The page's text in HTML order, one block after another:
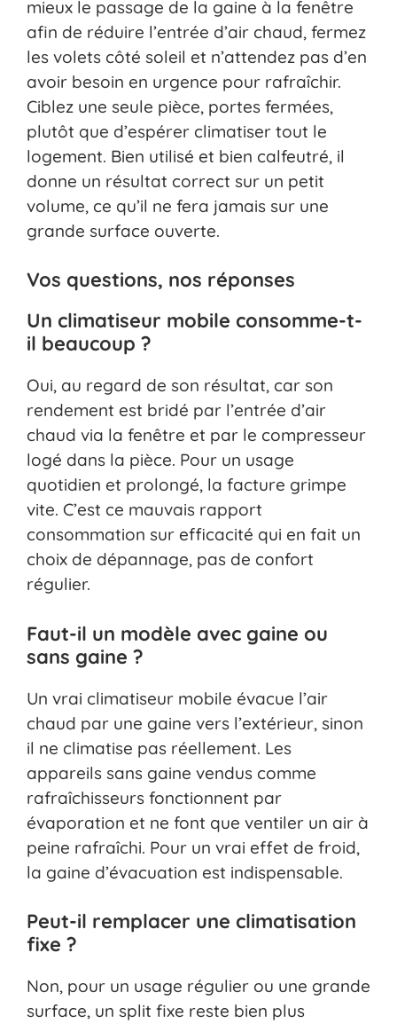
mieux le passage de la gaine à la fenêtre
afin de réduire l’entrée d’air chaud, fermez
les volets côté soleil et n’attendez pas d’en
avoir besoin en urgence pour rafraîchir.
Ciblez une seule pièce, portes fermées,
plutôt que d’espérer climatiser tout le
logement. Bien utilisé et bien calfeutré, il
donne un résultat correct sur un petit
volume, ce qu’il ne fera jamais sur une
grande surface ouverte.
Vos questions, nos réponses
Un climatiseur mobile consomme-t-
il beaucoup ?
Oui, au regard de son résultat, car son
rendement est bridé par l’entrée d’air
chaud via la fenêtre et par le compresseur
logé dans la pièce. Pour un usage
quotidien et prolongé, la facture grimpe
vite. C’est ce mauvais rapport
consommation sur efficacité qui en fait un
choix de dépannage, pas de confort
régulier.
Faut-il un modèle avec gaine ou
sans gaine ?
Un vrai climatiseur mobile évacue l’air
chaud par une gaine vers l’extérieur, sinon
il ne climatise pas réellement. Les
appareils sans gaine vendus comme
rafraîchisseurs fonctionnent par
évaporation et ne font que ventiler un air à
peine rafraîchi. Pour un vrai effet de froid,
la gaine d’évacuation est indispensable.
Peut-il remplacer une climatisation
fixe ?
Non, pour un usage régulier ou une grande
surface, un split fixe reste bien plus